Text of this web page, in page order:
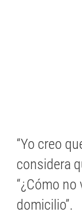
“Yo creo
considera
“¿Cómo
domicilio”.